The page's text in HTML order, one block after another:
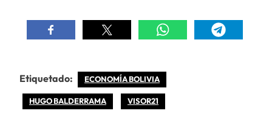
Etiquetado: ECONOMÍA BOLIVIA
HUGO BALDERRAMA VISOR21